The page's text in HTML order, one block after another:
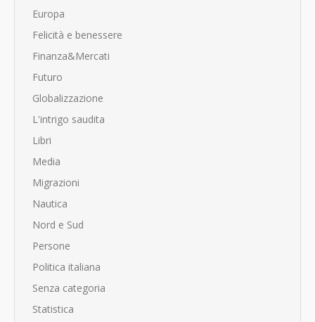
Europa
Felicità e benessere
Finanza&Mercati
Futuro
Globalizzazione
L'intrigo saudita
Libri
Media
Migrazioni
Nautica
Nord e Sud
Persone
Politica italiana
Senza categoria
Statistica